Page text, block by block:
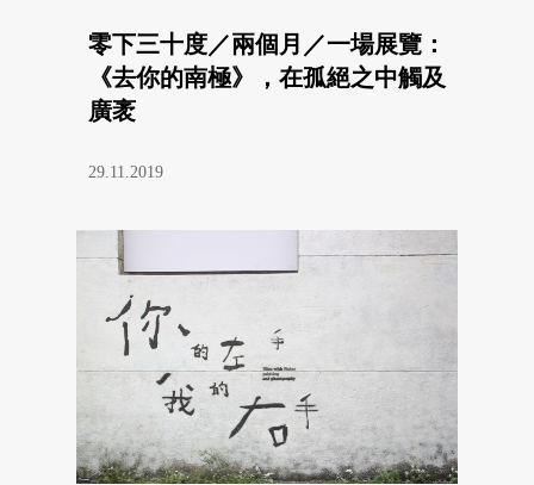
零下三十度／兩個月／一場展覽：
《去你的南極》，在孤絕之中觸及
廣袤
29.11.2019